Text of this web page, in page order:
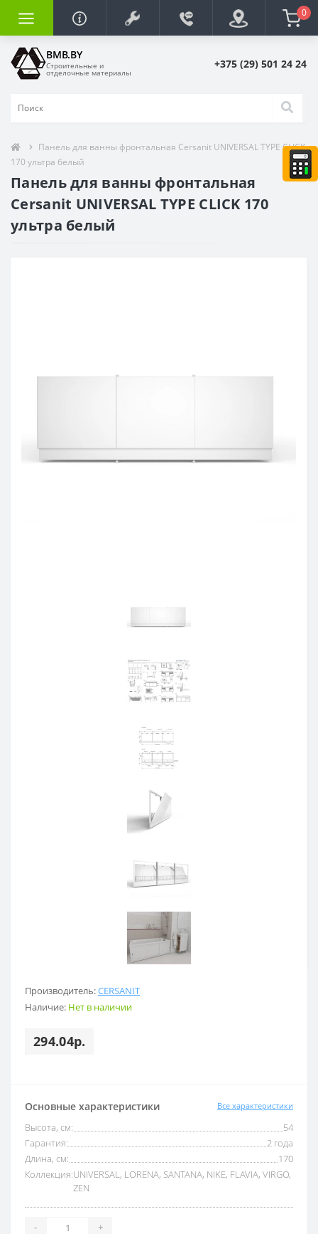
0
BMB.BY
Строительные и
отделочные материалы
+375 (29) 501 24 24
Панель для ванны фронтальная Cersanit UNIVERSAL TYPE CLICK
170 ультра белый
Панель для ванны фронтальная
Cersanit UNIVERSAL TYPE CLICK 170
ультра белый
Производитель:CERSANIT
Наличие: Нет в наличии
294.04р.
Основные характеристики Все характеристики
Высота, см:
54
Гарантия:
2 года
Длина, см:
170
Коллекция:UNIVERSAL, LORENA, SANTANA, NIKE, FLAVIA, VIRGO,
ZEN
- +